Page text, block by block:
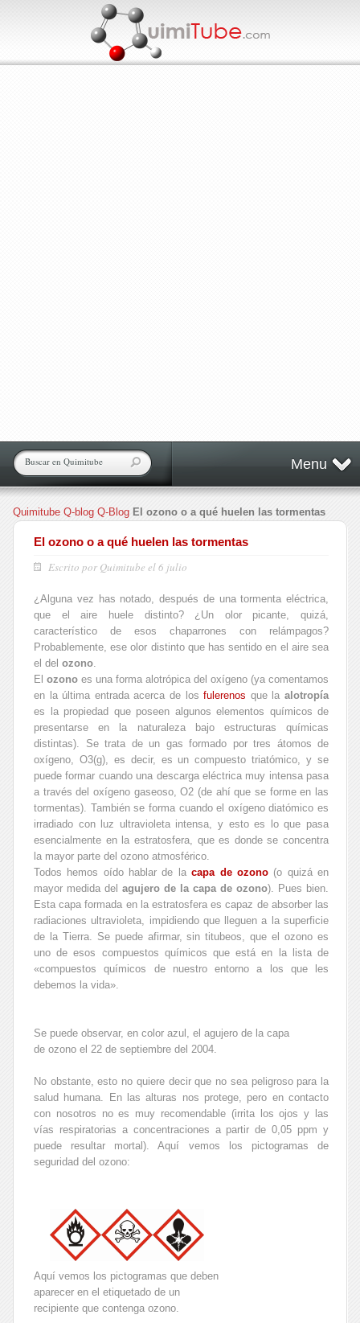
Menu
Quimitube Q-blog Q-Blog El ozono o a qué huelen las tormentas
El ozono o a qué huelen las tormentas
Escrito por Quimitube el 6 julio
¿Alguna vez has notado, después de una tormenta eléctrica,
que el aire huele distinto? ¿Un olor picante, quizá,
característico de esos chaparrones con relámpagos?
Probablemente, ese olor distinto que has sentido en el aire sea
el del ozono.
El ozono es una forma alotrópica del oxígeno (ya comentamos
en la última entrada acerca de losfulerenos que laalotropía
es la propiedad que poseen algunos elementos químicos de
presentarse en la naturaleza bajo estructuras químicas
distintas). Se trata de un gas formado por tres átomos de
oxígeno, O3(g), es decir, es un compuesto triatómico, y se
puede formar cuando una descarga eléctrica muy intensa pasa
a través del oxígeno gaseoso, O2 (de ahí que se forme en las
tormentas). También se forma cuando el oxígeno diatómico es
irradiado con luz ultravioleta intensa, y esto es lo que pasa
esencialmente en la estratosfera, que es donde se concentra
la mayor parte del ozono atmosférico.
Todos hemos oído hablar de lacapa de ozono(o quizá en
mayor medida del agujero de la capa de ozono). Pues bien.
Esta capa formada en la estratosfera es capaz de absorber las
radiaciones ultravioleta, impidiendo que lleguen a la superficie
de la Tierra. Se puede afirmar, sin titubeos, que el ozono es
uno de esos compuestos químicos que está en la lista de
«compuestos químicos de nuestro entorno a los que les
debemos la vida».
Se puede observar, en color azul, el agujero de la capa
de ozono el 22 de septiembre del 2004.
No obstante, esto no quiere decir que no sea peligroso para la
salud humana. En las alturas nos protege, pero en contacto
con nosotros no es muy recomendable (irrita los ojos y las
vías respiratorias a concentraciones a partir de 0,05 ppm y
puede resultar mortal). Aquí vemos los pictogramas de
seguridad del ozono:
Aquí vemos los pictogramas que deben
aparecer en el etiquetado de un
recipiente que contenga ozono.